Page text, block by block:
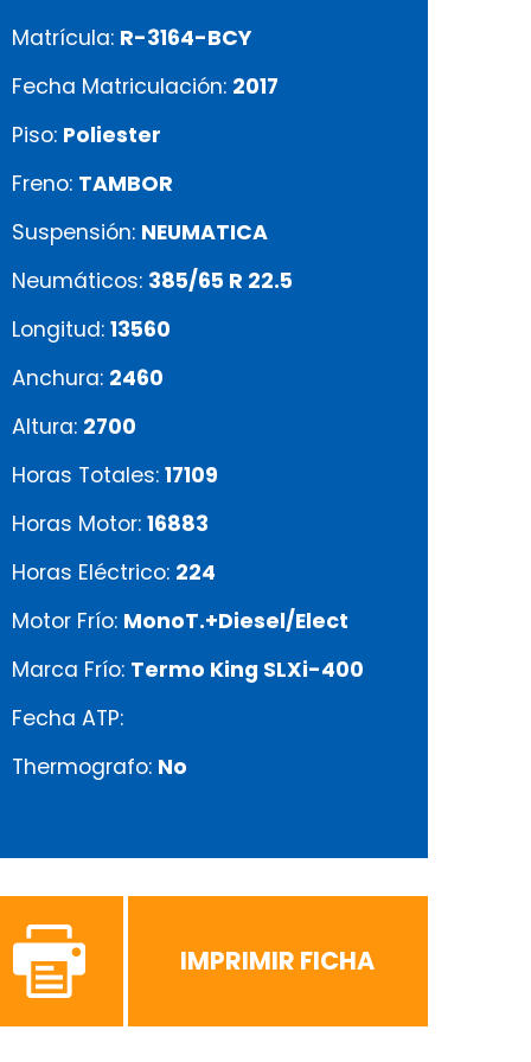
Matrícula: R-3164-BCY
Fecha Matriculación: 2017
Piso: Poliester
Freno: TAMBOR
Suspensión: NEUMATICA
Neumáticos: 385/65 R 22.5
Longitud: 13560
Anchura: 2460
Altura: 2700
Horas Totales: 17109
Horas Motor: 16883
Horas Eléctrico: 224
Motor Frío: MonoT.+Diesel/Elect
Marca Frío: Termo King SLXi-400
Fecha ATP:
Thermografo: No
IMPRIMIR FICHA